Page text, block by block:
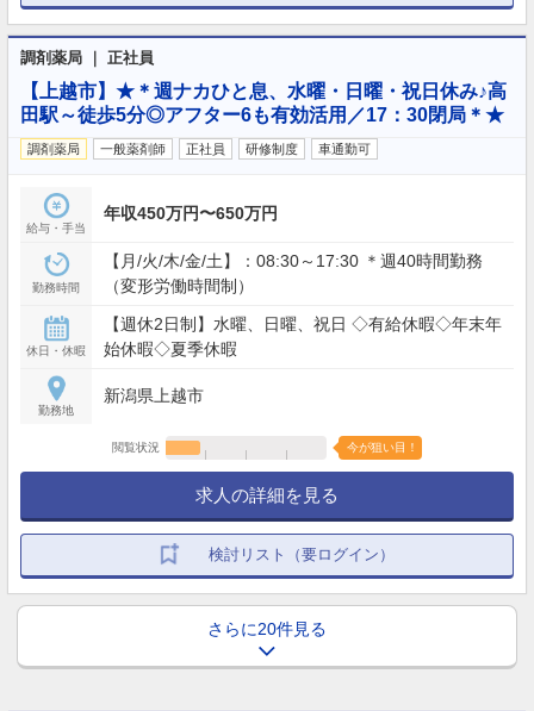
調剤薬局 ｜ 正社員
【上越市】★＊週ナカひと息、水曜・日曜・祝日休み♪高
田駅～徒歩5分◎アフター6も有効活用／17：30閉局＊★
調剤薬局 一般薬剤師 正社員 研修制度 車通勤可
給与・手当
年収450万円〜650万円
勤務時間
【月/火/木/金/土】：08:30～17:30 ＊週40時間勤務
（変形労働時間制）
休日・休暇
【週休2日制】水曜、日曜、祝日 ◇有給休暇◇年末年
始休暇◇夏季休暇
勤務地
新潟県上越市
閲覧状況 今が狙い目！
求人の詳細を見る
検討リスト（要ログイン）
さらに20件見る